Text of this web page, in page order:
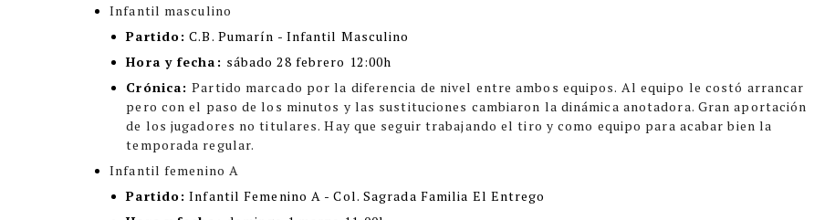
Infantil masculino
Partido: C.B. Pumarín - Infantil Masculino
Hora y fecha: sábado 28 febrero 12:00h
Crónica:Partido marcado por la diferencia de nivel entre ambos equipos. Al equipo le costó arrancar
pero con el paso de los minutos y las sustituciones cambiaron la dinámica anotadora. Gran aportación
de los jugadores no titulares. Hay que seguir trabajando el tiro y como equipo para acabar bien la
temporada regular.
Infantil femenino A
Partido: Infantil Femenino A - Col. Sagrada Familia El Entrego